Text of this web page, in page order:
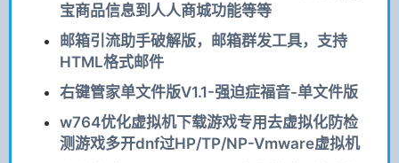
宝商品信息到人人商城功能等等
邮箱引流助手破解版，邮箱群发工具，支持
HTML格式邮件
右键管家单文件版V1.1-强迫症福音-单文件版
w764优化虚拟机下载游戏专用去虚拟化防检
测游戏多开dnf过HP/TP/NP-Vmware虚拟机